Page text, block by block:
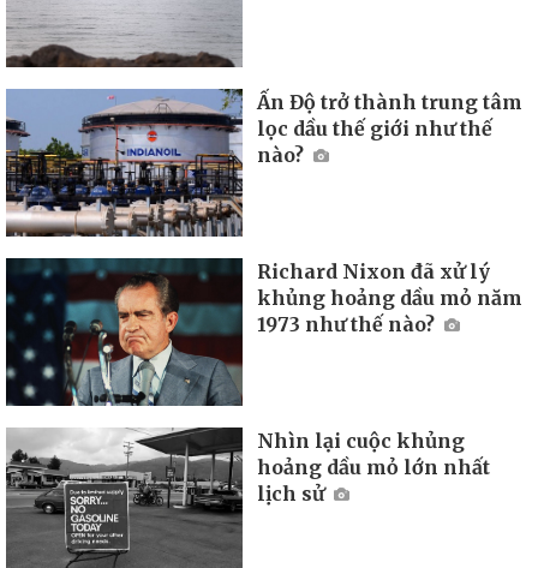
Ấn Độ trở thành trung tâm
lọc dầu thế giới như thế
nào?
Richard Nixon đã xử lý
khủng hoảng dầu mỏ năm
1973 như thế nào?
Nhìn lại cuộc khủng
hoảng dầu mỏ lớn nhất
lịch sử